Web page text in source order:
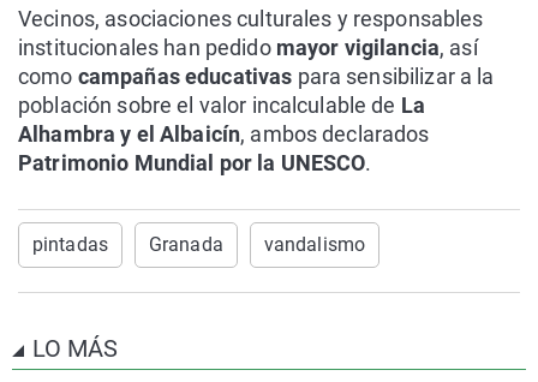
Vecinos, asociaciones culturales y responsables
institucionales han pedidomayor vigilancia, así
como campañas educativas para sensibilizar a la
población sobre el valor incalculable de La
Alhambra y el Albaicín, ambos declarados
Patrimonio Mundial por la UNESCO.
pintadas Granada vandalismo
LO MÁS